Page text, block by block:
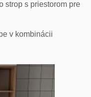
strop s priestorom pre
v kombinácii